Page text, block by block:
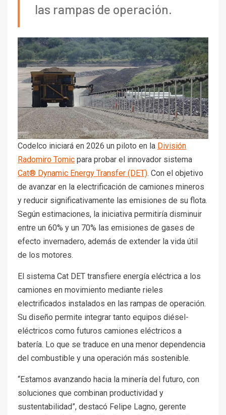
las rampas de operación.
Codelco iniciará en 2026 un piloto en la División
Radomiro Tomic para probar el innovador sistema
Cat® Dynamic Energy Transfer (DET). Con el objetivo
de avanzar en la electrificación de camiones mineros
y reducir significativamente las emisiones de su flota.
Según estimaciones, la iniciativa permitiría disminuir
entre un 60% y un 70% las emisiones de gases de
efecto invernadero, además de extender la vida útil
de los motores.
El sistema Cat DET transfiere energía eléctrica a los
camiones en movimiento mediante rieles
electrificados instalados en las rampas de operación.
Su diseño permite integrar tanto equipos diésel-
eléctricos como futuros camiones eléctricos a
batería. Lo que se traduce en una menor dependencia
del combustible y una operación más sostenible.
“Estamos avanzando hacia la minería del futuro, con
soluciones que combinan productividad y
sustentabilidad”, destacó Felipe Lagno, gerente